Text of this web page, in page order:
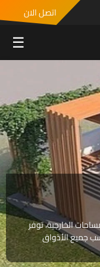
اتصل الان
☰
الخارجية، توفر
جميع الأذواق